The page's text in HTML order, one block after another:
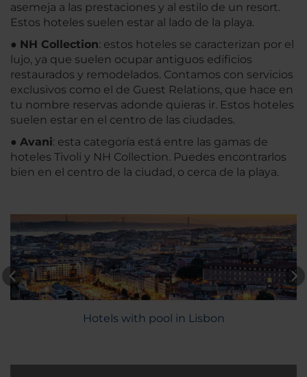
asemeja a las prestaciones y al estilo de un resort.
Estos hoteles suelen estar al lado de la playa.
● NH Collection: estos hoteles se caracterizan por el
lujo, ya que suelen ocupar antiguos edificios
restaurados y remodelados. Contamos con servicios
exclusivos como el de Guest Relations, que hace en
tu nombre reservas adonde quieras ir. Estos hoteles
suelen estar en el centro de las ciudades.
● Avani: esta categoría está entre las gamas de
hoteles Tivoli y NH Collection. Puedes encontrarlos
bien en el centro de la ciudad, o cerca de la playa.
Hotels with pool in Lisbon